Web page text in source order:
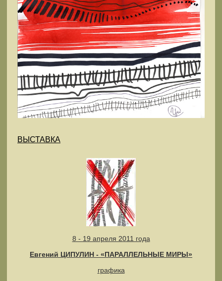
ВЫСТАВКА
8 - 19 апреля 2011 года
Евгений ЦИПУЛИН - «ПАРАЛЛЕЛЬНЫЕ МИРЫ»
графика